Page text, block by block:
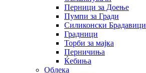
Перници за Доење
Пумпи за Гради
Силиконски Брадавици
Градници
Торби за мајка
Перничиња
Ќебиња
Облека